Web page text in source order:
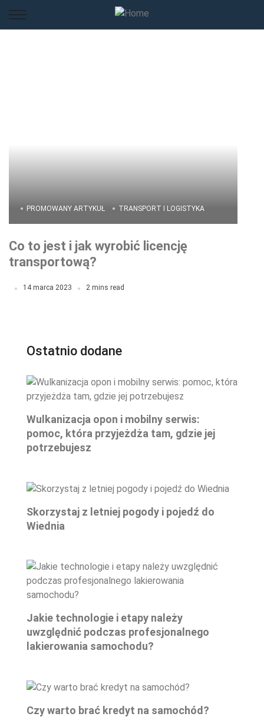
PROMOWANY ARTYKUŁ TRANSPORT I LOGISTYKA
Co to jest i jak wyrobić licencję
transportową?
14 marca 2023 2 mins read
Ostatnio dodane
Wulkanizacja opon i mobilny serwis:
pomoc, która przyjeżdża tam, gdzie jej
potrzebujesz
Skorzystaj z letniej pogody i pojedź do
Wiednia
Jakie technologie i etapy należy
uwzględnić podczas profesjonalnego
lakierowania samochodu?
Czy warto brać kredyt na samochód?